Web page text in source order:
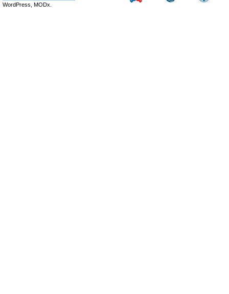
WordPress, MODx.